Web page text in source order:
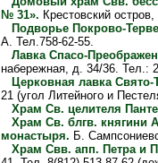
№ 31». Крестовский
Подворье Покрово-
А. Тел.758-62-55.
Лавка Спасо-
набережная, д. 34/36. Тел.:
Церковная лавка
21 (угол Литейного и
Храм Св. целителя
Храм Св. блгв. княгини
монастыря. Б.
Храм Свв. апп. Петра и